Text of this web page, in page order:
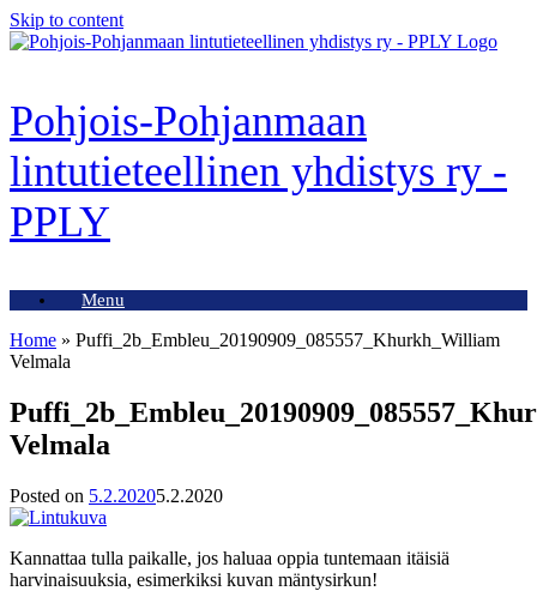
Skip to content
Pohjois-Pohjanmaan
lintutieteellinen yhdistys ry -
PPLY
Menu
Home » Puffi_2b_Embleu_20190909_085557_Khurkh_William
Velmala
Velmala
Posted on 5.2.20205.2.2020
Kannattaa tulla paikalle, jos haluaa oppia tuntemaan itäisiä
harvinaisuuksia, esimerkiksi kuvan mäntysirkun!